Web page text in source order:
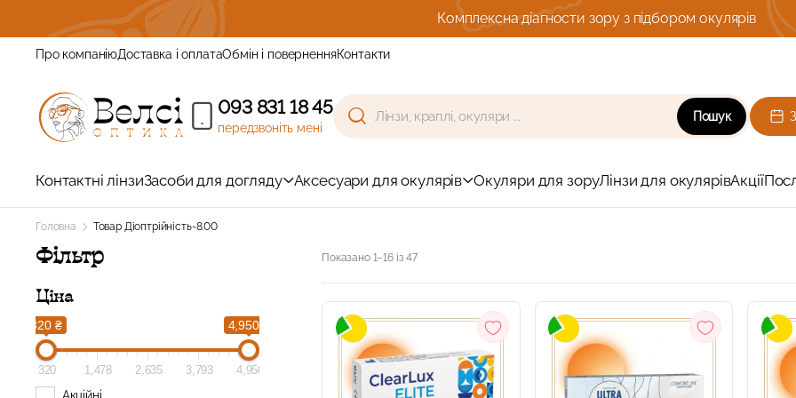
знижку Комплексна діагности зору з підбором окулярів
Про компаніюДоставка і оплатаОбмін і поверненняКонтакти
093 831 18 45
передзвоніть мені
Пошук
Контактні лінзиЗасоби для догляду Аксесуари для окулярів Окуляри для зоруЛінзи для окулярівАкції
Головна Товар Діоптрійність-8.00
Показано 1–16 із 47
Фільтр
Ціна
320 ₴ 4,950 ₴
320 1,478 2,635 3,793 4,950
Акційні